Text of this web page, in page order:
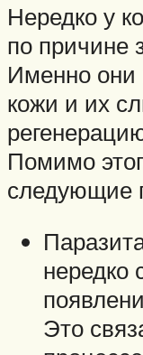
Нередко у
по причине
Именно они
кожи и их
Помимо
следующие
нередко
Это